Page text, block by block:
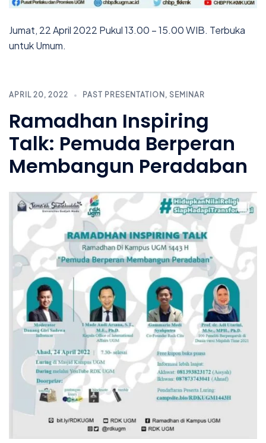
Jumat, 22 April 2022 Pukul 13.00 – 15.00 WIB. Terbuka
untuk Umum.
APRIL 20, 2022 PAST PRESENTATION , SEMINAR
Ramadhan Inspiring
Talk: Pemuda Berperan
Membangun Peradaban